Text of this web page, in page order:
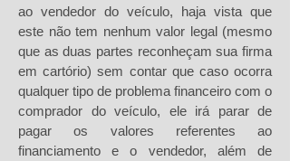
ao vendedor do veículo, haja vista que
este não tem nenhum valor legal (mesmo
que as duas partes reconheçam sua firma
em cartório) sem contar que caso ocorra
qualquer tipo de problema financeiro com o
comprador do veículo, ele irá parar de
pagar os valores referentes ao
financiamento e o vendedor, além de